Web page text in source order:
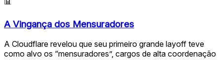
A Vingança dos Mensuradores
A Cloudflare revelou que seu primeiro grande layoff teve
como alvo os “mensuradores”, cargos de alta coordenação